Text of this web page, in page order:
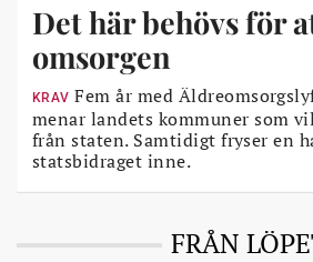
Det här behövs för
omsorgen
KRAV Fem år med
menar landets kommuner som
från staten. Samtidigt fryser en
statsbidraget inne.
FRÅN